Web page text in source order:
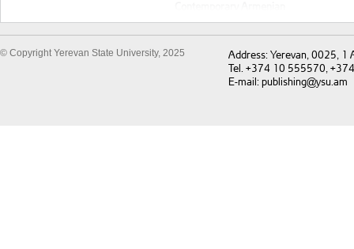
Vocabulary
© Copyright Yerevan State University, 2025
Address: Yerevan, 0025, 1
Tel. +374 10 555570,
E-mail: publishing@ysu.am